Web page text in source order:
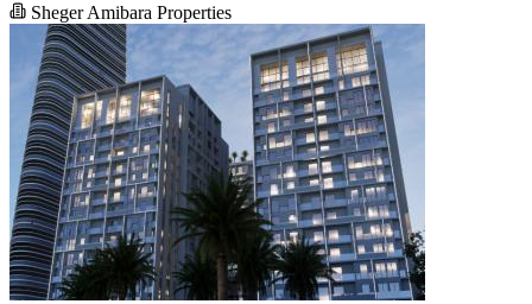
Sheger Amibara Properties